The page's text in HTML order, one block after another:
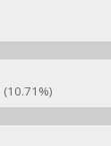
(10.71%)